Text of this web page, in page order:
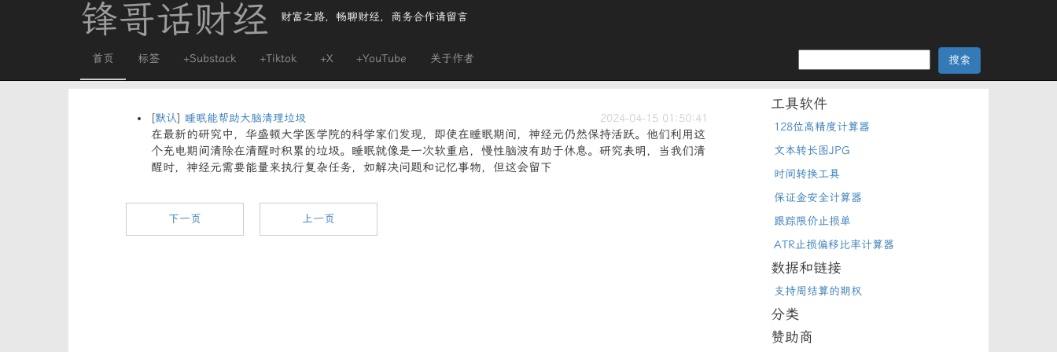
锋哥话财经 财富之路，畅聊财经，商务合作请留言
首页 标签 +Substack +Tiktok +X +YouTube 关于作者
[默认] 睡眠能帮助大脑清理垃圾 2024-04-15 01:50:41
在最新的研究中，华盛顿大学医学院的科学家们发现，即使在睡眠期间，神经元仍然保持活跃。他们利用这
个充电期间清除在清醒时积累的垃圾。睡眠就像是一次软重启，慢性脑波有助于休息。研究表明，当我们清
醒时，神经元需要能量来执行复杂任务，如解决问题和记忆事物，但这会留下
下一页 上一页
工具软件
128位高精度计算器
文本转长图JPG
时间转换工具
保证金安全计算器
跟踪限价止损单
ATR止损偏移比率计算器
数据和链接
支持周结算的期权
分类
赞助商